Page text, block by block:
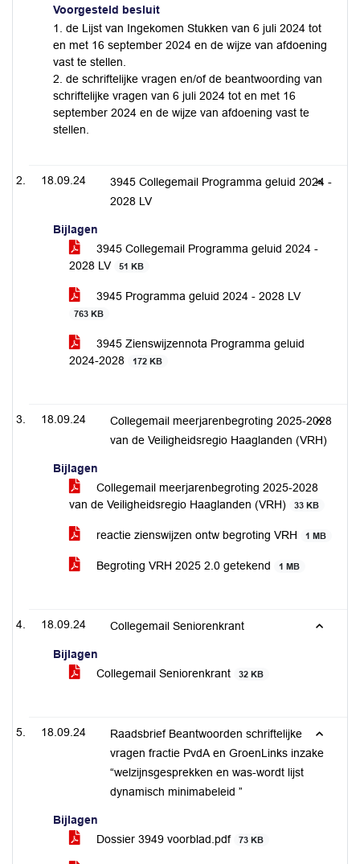
Voorgesteld besluit
1. de Lijst van Ingekomen Stukken van 6 juli 2024 tot
en met 16 september 2024 en de wijze van afdoening
vast te stellen.
2. de schriftelijke vragen en/of de beantwoording van
schriftelijke vragen van 6 juli 2024 tot en met 16
september 2024 en de wijze van afdoening vast te
stellen.
18.09.24
3945 Collegemail Programma geluid 2024 -
2028 LV
Bijlagen
3945 Collegemail Programma geluid 2024 -
2028 LV
51 KB
3945 Programma geluid 2024 - 2028 LV
763 KB
3945 Zienswijzennota Programma geluid
2024-2028
172 KB
18.09.24
Collegemail meerjarenbegroting 2025-2028
van de Veiligheidsregio Haaglanden (VRH)
Bijlagen
Collegemail meerjarenbegroting 2025-2028
van de Veiligheidsregio Haaglanden (VRH)
33 KB
reactie zienswijzen ontw begroting VRH 1 MB
Begroting VRH 2025 2.0 getekend 1 MB
18.09.24 Collegemail Seniorenkrant
Bijlagen
Collegemail Seniorenkrant
32 KB
18.09.24
Raadsbrief Beantwoorden schriftelijke
vragen fractie PvdA en GroenLinks inzake
“welzijnsgesprekken en was-wordt lijst
dynamisch minimabeleid ”
Bijlagen
Dossier 3949 voorblad.pdf
73 KB